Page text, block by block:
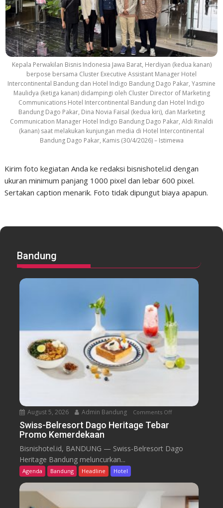
Kepala Perwakilan Bisnis Indonesia Jawa Barat, Herdiyan (kedua kanan)
berpose bersama Cluster Executive Assistant Manager Hotel
Intercontinental Bandung dan Hotel Indigo Bandung Dago Pakar, Yasmine
Maulidya (ketiga kanan) didampingi oleh Cluster Director of Marketing
Communications Hotel Intercontinental Bandung dan Hotel Indigo
Bandung Dago Pakar, Dina Novia Faisal (kedua kiri), dan Marketing
Communication Manager Hotel Indigo Bandung Dago Pakar, Aldi Rinaldi
(kanan) saat melakukan kunjungan media di Hotel Intercontinental
Bandung Dago Pakar, Kamis (30/4/2026) – Istimewa
Kirim foto kegiatan Anda ke redaksi bisnishotel.id dengan
ukuran minimum panjang 1000 pixel dan lebar 600 pixel.
Sertakan caption menarik. Foto tidak dipungut biaya apapun.
Bandung
August 5, 2026 Admin Bandung Comments Offo
B
Swiss-Belresort Dago Heritage Tebar
Promo Kemerdekaan
Bisnishotel.id, BANDUNG — Swiss-Belresort Dago
Heritage Bandung meluncurkan...
Agenda Bandung Headline Hotel